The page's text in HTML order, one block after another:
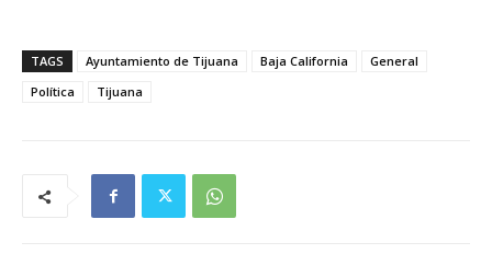
TAGS Ayuntamiento de Tijuana Baja California
General
Política
Tijuana